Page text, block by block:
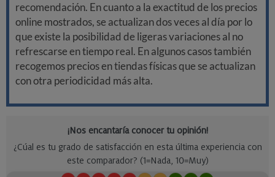
recomendación. En cuanto a la exactitud de los precios
online mostrados, se actualizan dos veces al día por lo
que existe la posibilidad de ligeras variaciones al no
refrescarse en tiempo real. En algunos casos también
recogemos precios en tiendas físicas que se actualizan
con otra periodicidad más alta.